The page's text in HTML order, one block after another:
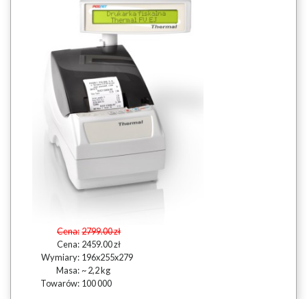
Cena:2799.00 zł
Cena: 2459.00 zł
Wymiary: 196x255x279
Masa:~ 2,2 kg
Towarów: 100 000